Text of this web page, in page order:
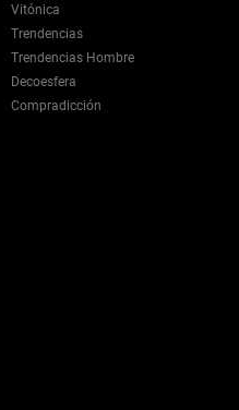
Vitónica
Trendencias
Trendencias Hombre
Decoesfera
Compradicción